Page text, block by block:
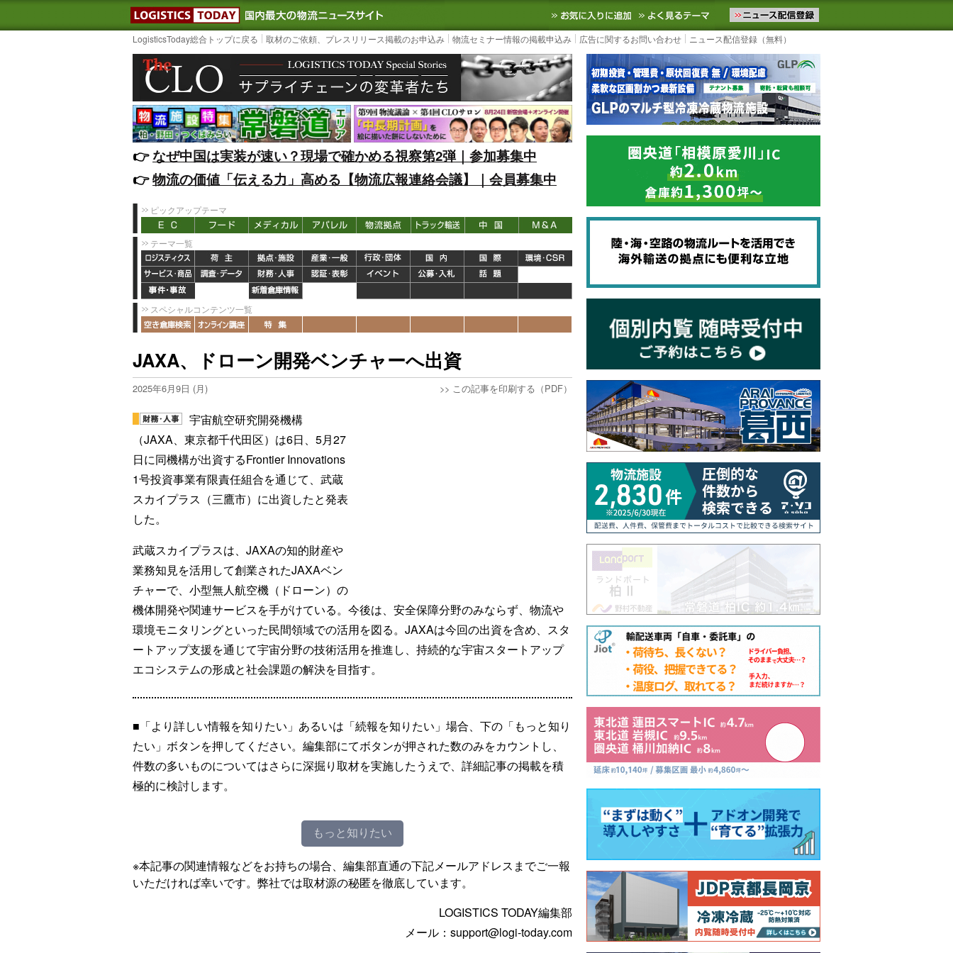
LOGISTICS TODAY｜国内最大の物流ニュースサイト3PL, SCMなど国内外の最新の物流ニュースをお届けします。物流ニュースメール配信を登録す
お気に入りに追加 よく見るテーマ
LogisticsToday総合トップに戻る 取材のご依頼、プレスリリース掲載のお申込み 物流セミナー情報の掲載申込み 広告に関するお問い合わせ ニュース配信登録（無料）
👉️なぜ中国は実装が速い？現場で確かめる視察第2弾｜参加募集中
👉️物流の価値「伝える力」高める【物流広報連絡会議】｜会員募集中
ピックアップテーマ
テーマ一覧
スペシャルコンテンツ一覧
JAXA、ドローン開発ベンチャーへ出資
2025年6月9日 (月) >> この記事を印刷する（PDF）
宇宙航空研究開発機構
（JAXA、東京都千代田区）は6日、5月27
日に同機構が出資するFrontier Innovations
1号投資事業有限責任組合を通じて、武蔵
スカイプラス（三鷹市）に出資したと発表
した。
武蔵スカイプラスは、JAXAの知的財産や
業務知見を活用して創業されたJAXAベン
チャーで、小型無人航空機（ドローン）の
機体開発や関連サービスを手がけている。今後は、安全保障分野のみならず、物流や
環境モニタリングといった民間領域での活用を図る。JAXAは今回の出資を含め、スタ
ートアップ支援を通じて宇宙分野の技術活用を推進し、持続的な宇宙スタートアップ
エコシステムの形成と社会課題の解決を目指す。
■「より詳しい情報を知りたい」あるいは「続報を知りたい」場合、下の「もっと知り
たい」ボタンを押してください。編集部にてボタンが押された数のみをカウントし、
件数の多いものについてはさらに深掘り取材を実施したうえで、詳細記事の掲載を積
極的に検討します。
もっと知りたい
※本記事の関連情報などをお持ちの場合、編集部直通の下記メールアドレスまでご一報
いただければ幸いです。弊社では取材源の秘匿を徹底しています。
LOGISTICS TODAY編集部
メール：support@logi-today.com